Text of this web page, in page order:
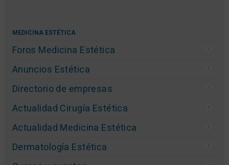
MEDICINA ESTÉTICA
Foros Medicina Estética
Anuncios Estética
Directorio de empresas
Actualidad Cirugía Estética
Actualidad Medicina Estética
Dermatología Estética